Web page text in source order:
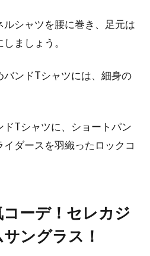
シャツを腰に巻き、足元は
ましょう。
バンドTシャツには、細身の
Tシャツに、ショートパン
ダースを羽織ったロックコ
ーデ！セレカジ
ングラス！